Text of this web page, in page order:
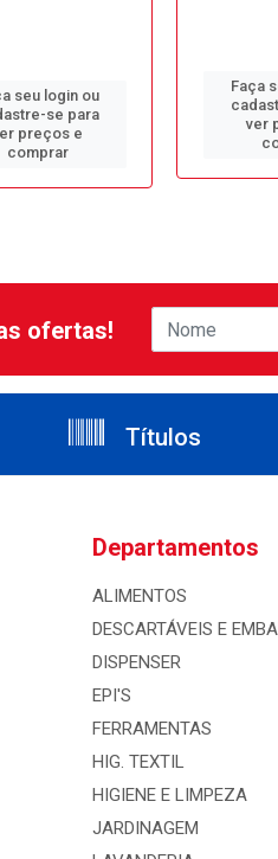
seu login ou
se para
preços e
comprar
Faça
ver
ofertas!
Títulos
Departamentos
ALIMENTOS
DESCARTÁVEIS E
DISPENSER
EPI'S
FERRAMENTAS
HIG. TEXTIL
HIGIENE E LIMPEZA
JARDINAGEM